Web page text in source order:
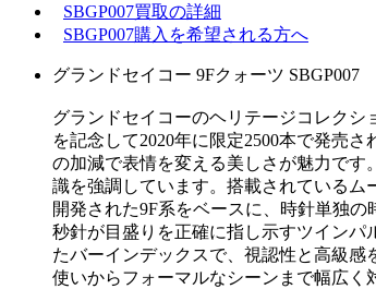
SBGP007買取の詳細
SBGP007購入を希望される方へ
グランドセイコー 9Fクォーツ SBGP007
グランドセイコーのヘリテージコレクシ
を記念して2020年に限定2500本で発売
の加減で表情を変える美しさが魅力で
識を強調しています。搭載されているム
開発された9F系をベースに、時針単独
秒針が目盛りを正確に指し示すツイン
たバーインデックスで、視認性と高級感
使いからフォーマルなシーンまで幅広